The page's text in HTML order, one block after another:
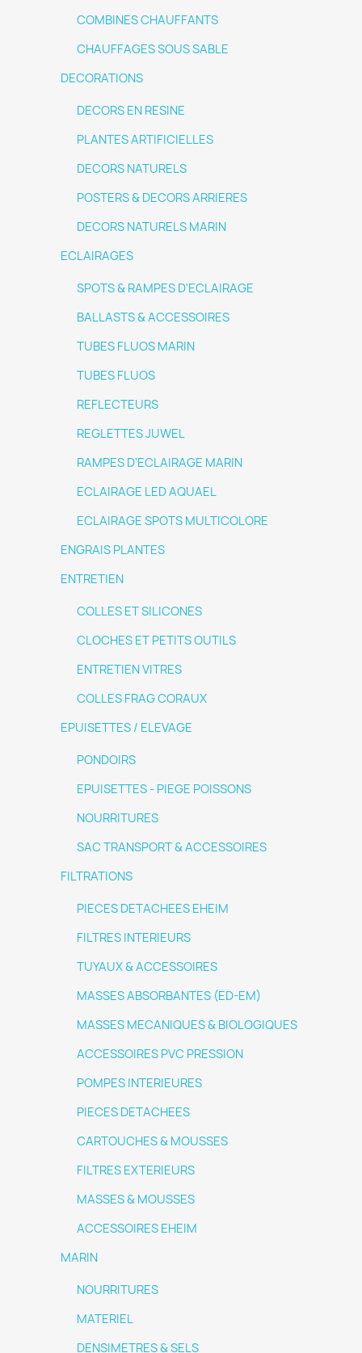
COMBINES CHAUFFANTS
CHAUFFAGES SOUS SABLE
DECORATIONS
DECORS EN RESINE
PLANTES ARTIFICIELLES
DECORS NATURELS
POSTERS & DECORS ARRIERES
DECORS NATURELS MARIN
ECLAIRAGES
SPOTS & RAMPES D'ECLAIRAGE
BALLASTS & ACCESSOIRES
TUBES FLUOS MARIN
TUBES FLUOS
REFLECTEURS
REGLETTES JUWEL
RAMPES D'ECLAIRAGE MARIN
ECLAIRAGE LED AQUAEL
ECLAIRAGE SPOTS MULTICOLORE
ENGRAIS PLANTES
ENTRETIEN
COLLES ET SILICONES
CLOCHES ET PETITS OUTILS
ENTRETIEN VITRES
COLLES FRAG CORAUX
EPUISETTES / ELEVAGE
PONDOIRS
EPUISETTES - PIEGE POISSONS
NOURRITURES
SAC TRANSPORT & ACCESSOIRES
FILTRATIONS
PIECES DETACHEES EHEIM
FILTRES INTERIEURS
TUYAUX & ACCESSOIRES
MASSES ABSORBANTES (ED-EM)
MASSES MECANIQUES & BIOLOGIQUES
ACCESSOIRES PVC PRESSION
POMPES INTERIEURES
PIECES DETACHEES
CARTOUCHES & MOUSSES
FILTRES EXTERIEURS
MASSES & MOUSSES
ACCESSOIRES EHEIM
MARIN
NOURRITURES
MATERIEL
DENSIMETRES & SELS